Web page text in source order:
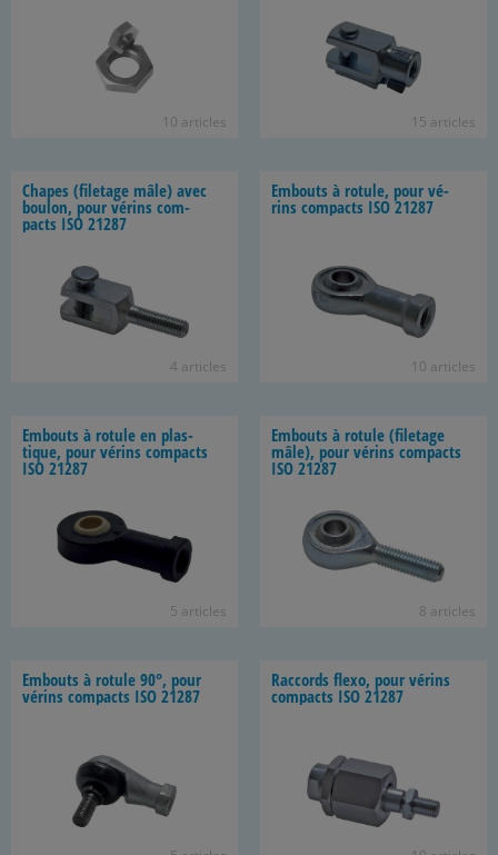
10 ar­ticles 15 ar­ticles
Chapes (fi­le­tage mâle) avec
bou­lon, pour vé­rins com­
pacts ISO 21287
4 ar­ticles
Em­bouts à ro­tule, pour vé­
rins com­pacts ISO 21287
10 ar­ticles
Em­bouts à ro­tule en plas­
tique, pour vé­rins com­pacts
ISO 21287
5 ar­ticles
Em­bouts à ro­tule (fi­le­tage
mâle), pour vé­rins com­pacts
ISO 21287
8 ar­ticles
Em­bouts à ro­tule 90°, pour
vé­rins com­pacts ISO 21287
Rac­cords flexo, pour vé­rins
com­pacts ISO 21287